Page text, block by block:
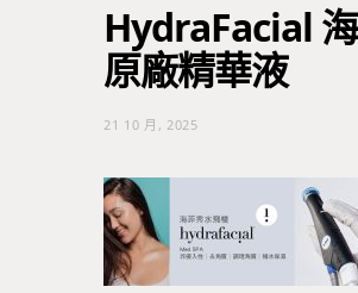
HydraFacial
原廠精華液
21 10 月, 2025